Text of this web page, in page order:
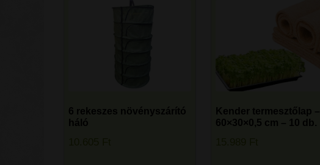
6 rekeszes növényszárító
háló
Kender termesztőlap –
60×30×0,5 cm – 10 db.